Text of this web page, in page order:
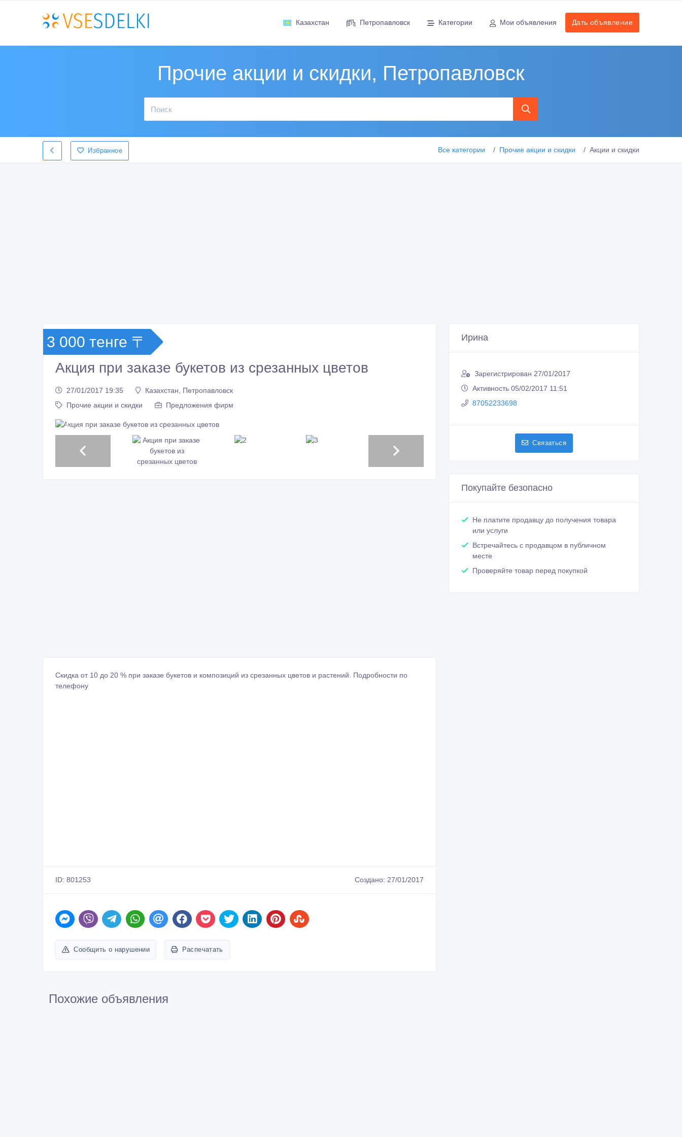
Казахстан Петропавловск Категории Мои объявления Дать объявление
Прочие акции и скидки, Петропавловск
Избранное Все категории Прочие акции и скидки Акции и скидки
3 000 тенге 〒
Акция при заказе букетов из срезанных цветов
27/01/2017 19:35
Казахстан, Петропавловск
Прочие акции и скидки
Предложения фирм
Скидка от 10 до 20 % при заказе букетов и композиций из срезанных цветов и растений. Подробности по
телефону
ID: 801253 Создано: 27/01/2017
Сообщить о нарушении Распечатать
Ирина
Зарегистрирован 27/01/2017
Активность 05/02/2017 11:51
87052233698
Связаться
Покупайте безопасно
Не платите продавцу до получения товара
или услуги
Встречайтесь с продавцом в публичном
месте
Проверяйте товар перед покупкой
Похожие объявления